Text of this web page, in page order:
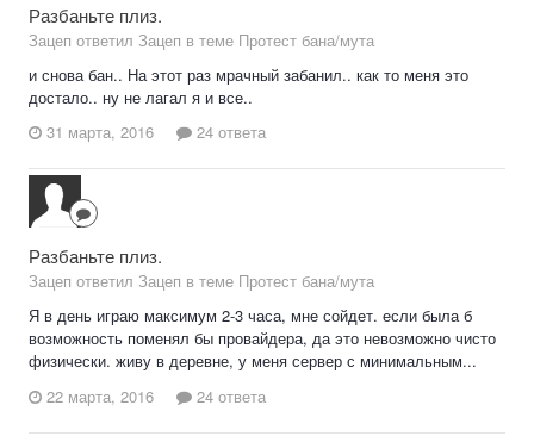
Разбаньте плиз.
Зацеп ответил Зацеп в теме Протест бана/мута
и снова бан.. На этот раз мрачный забанил.. как то меня это
достало.. ну не лагал я и все..
31 марта, 2016
24 ответа
Разбаньте плиз.
Зацеп ответил Зацеп в теме Протест бана/мута
Я в день играю максимум 2-3 часа, мне сойдет. если была б
возможность поменял бы провайдера, да это невозможно чисто
физически. живу в деревне, у меня сервер с минимальным...
22 марта, 2016
24 ответа